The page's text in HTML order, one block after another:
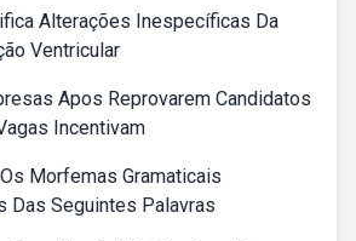
Alterações Inespecíficas Da
Ventricular
Apos Reprovarem Candidatos
Incentivam
Morfemas Gramaticais
Das Seguintes Palavras